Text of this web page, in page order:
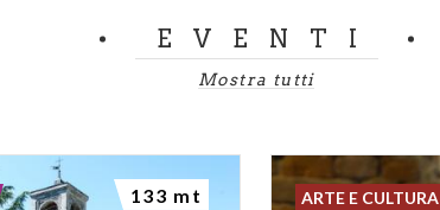
EVENTI
Mostra tutti
133 mt ARTE E CULTURA